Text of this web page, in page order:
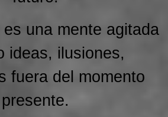
una mente agitada
ideas, ilusiones,
fuera del momento
presente.